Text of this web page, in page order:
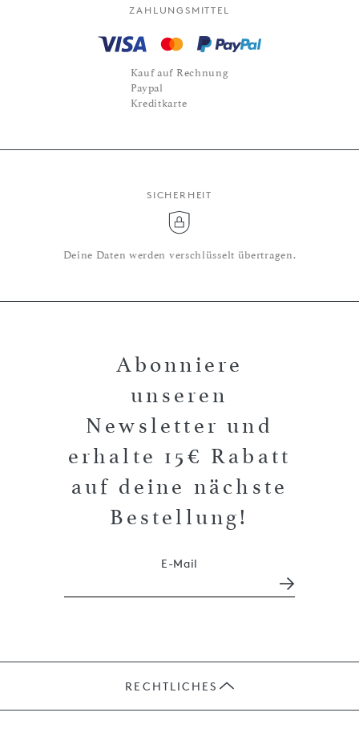
ZAHLUNGSMITTEL
Kauf auf Rechnung
Paypal
Kreditkarte
SICHERHEIT
Deine Daten werden verschlüsselt übertragen.
Abonniere
unseren
Newsletter und
erhalte 15€ Rabatt
auf deine nächste
Bestellung!
E-Mail
RECHTLICHES